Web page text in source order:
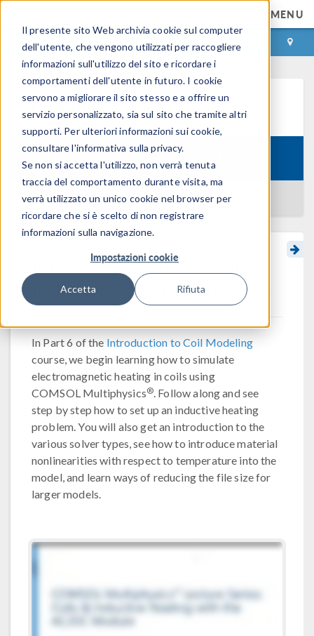
Il presente sito Web archivia cookie sul computer
dell'utente, che vengono utilizzati per raccogliere
informazioni sull'utilizzo del sito e ricordare i
comportamenti dell'utente in futuro. I cookie
servono a migliorare il sito stesso e a offrire un
servizio personalizzato, sia sul sito che tramite altri
supporti. Per ulteriori informazioni sui cookie,
consultare l'informativa sulla privacy.
Se non si accetta l'utilizzo, non verrà tenuta
traccia del comportamento durante visita, ma
verrà utilizzato un unico cookie nel browser per
ricordare che si è scelto di non registrare
informazioni sulla navigazione.
Impostazioni cookie
Accetta Rifiuta
MENU
ACCEDI CONTACT
Learning Center
Course: Modeling Electromagnetic Coils
BACK TO LEARNING CENTER
Introduction to Modeling
Inductive Heating in Coils
In Part 6 of the Introduction to Coil Modeling
course, we begin learning how to simulate
electromagnetic heating in coils using
COMSOL Multiphysics®. Follow along and see
step by step how to set up an inductive heating
problem. You will also get an introduction to the
various solver types, see how to introduce material
nonlinearities with respect to temperature into the
model, and learn ways of reducing the file size for
larger models.​